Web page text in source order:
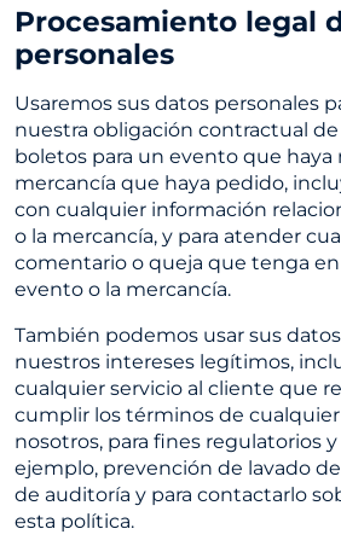
Procesamiento legal
personales
Usaremos sus datos personales
nuestra obligación contractual
boletos para un evento que haya
mercancía que haya pedido,
con cualquier información
o la mercancía, y para atender
comentario o queja que tenga
evento o la mercancía.
También podemos usar sus
nuestros intereses legítimos,
cualquier servicio al cliente que
cumplir los términos de
nosotros, para fines regulatorios
ejemplo, prevención de lavado
de auditoría y para contactarlo
esta política.